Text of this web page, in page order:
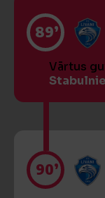
89’
Vārtus
90’